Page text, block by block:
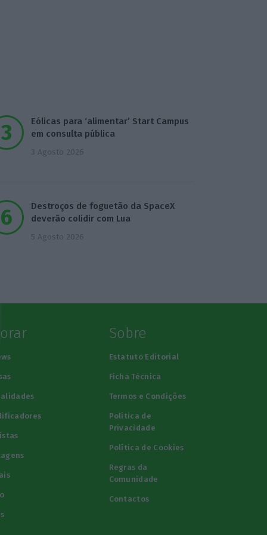
Eólicas para ‘alimentar’ Start Campus
em consulta pública
3 Agosto 2026
Destroços de foguetão da SpaceX
deverão colidir com Lua
5 Agosto 2026
Sobre
Estatuto Editorial
Ficha Técnica
Termos e Condições
Política de
Privacidade
Política de Cookies
Regras da
Comunidade
Contactos